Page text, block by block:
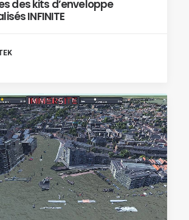
des kits d’enveloppe
INFINITE